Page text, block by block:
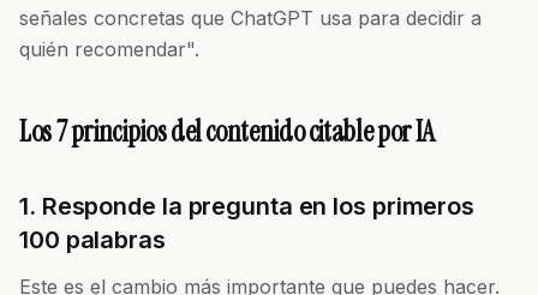
señales concretas que ChatGPT usa para decidir a
quién recomendar".
Los 7 principios del contenido citable por IA
1. Responde la pregunta en los primeros
100 palabras
Este es el cambio más importante que puedes hacer.